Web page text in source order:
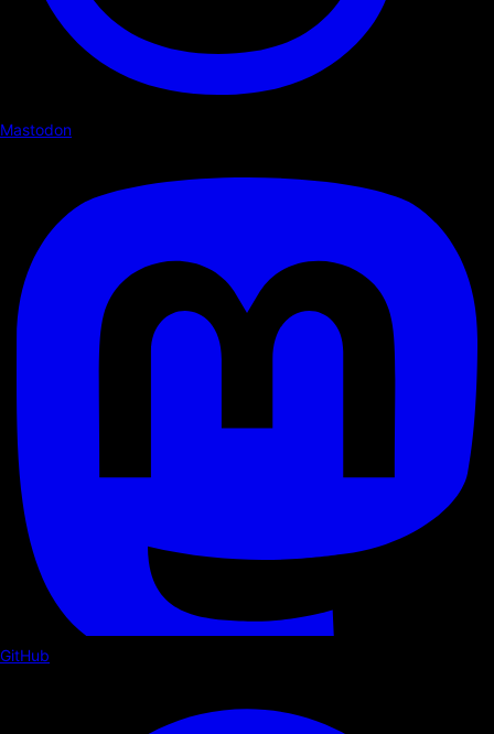
Mastodon
GitHub